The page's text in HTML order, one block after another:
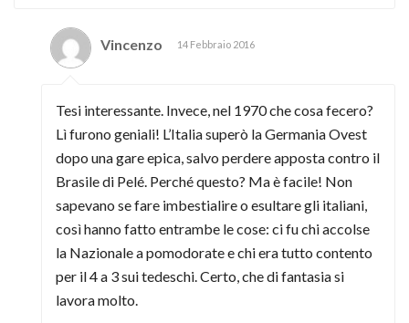
Vincenzo 14 Febbraio 2016
Tesi interessante. Invece, nel 1970 che cosa fecero?
Lì furono geniali! L’Italia superò la Germania Ovest
dopo una gare epica, salvo perdere apposta contro il
Brasile di Pelé. Perché questo? Ma è facile! Non
sapevano se fare imbestialire o esultare gli italiani,
così hanno fatto entrambe le cose: ci fu chi accolse
la Nazionale a pomodorate e chi era tutto contento
per il 4 a 3 sui tedeschi. Certo, che di fantasia si
lavora molto.